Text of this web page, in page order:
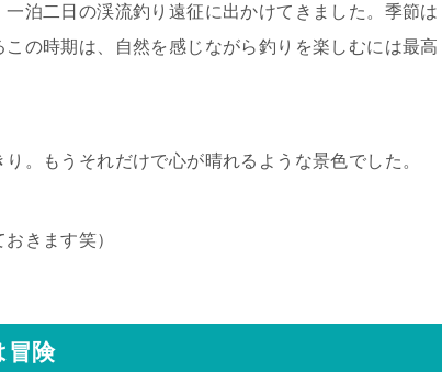
泊二日の渓流釣り遠征に出かけてきました。季節は
の時期は、自然を感じながら釣りを楽しむには最高
。もうそれだけで心が晴れるような景色でした。
きます笑）
冒険